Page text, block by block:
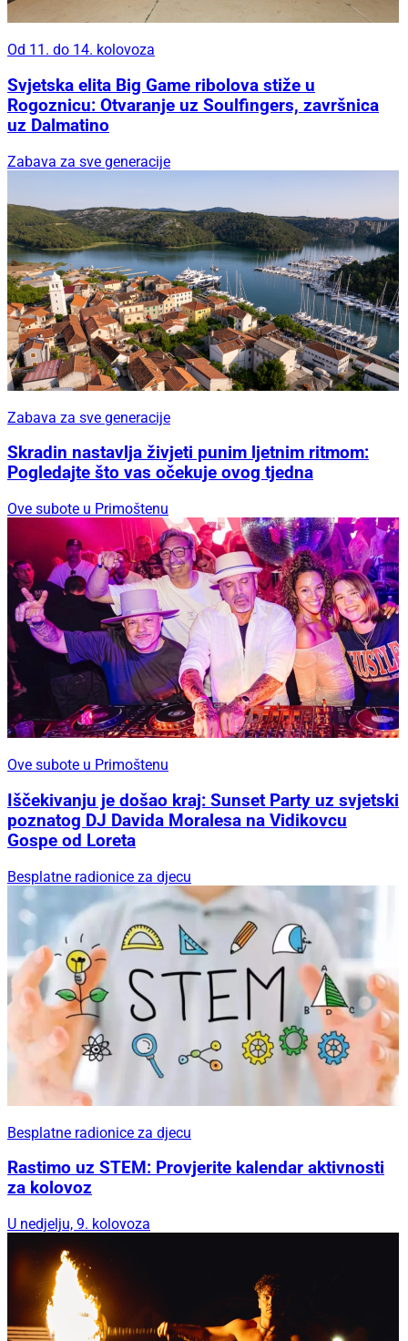
Od 11. do 14. kolovoza
Svjetska elita Big Game ribolova stiže u
Rogoznicu: Otvaranje uz Soulfingers, završnica
uz Dalmatino
Zabava za sve generacije
Zabava za sve generacije
Skradin nastavlja živjeti punim ljetnim ritmom:
Pogledajte što vas očekuje ovog tjedna
Ove subote u Primoštenu
Ove subote u Primoštenu
Iščekivanju je došao kraj: Sunset Party uz svjetski
poznatog DJ Davida Moralesa na Vidikovcu
Gospe od Loreta
Besplatne radionice za djecu
Besplatne radionice za djecu
Rastimo uz STEM: Provjerite kalendar aktivnosti
za kolovoz
U nedjelju, 9. kolovoza